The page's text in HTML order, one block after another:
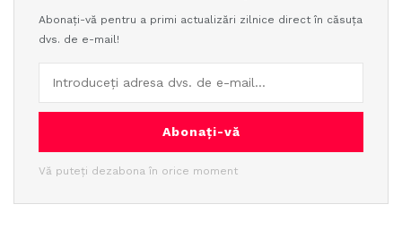
Abonați-vă pentru a primi actualizări zilnice direct în căsuța
dvs. de e-mail!
Abonați-vă
Vă puteți dezabona în orice moment